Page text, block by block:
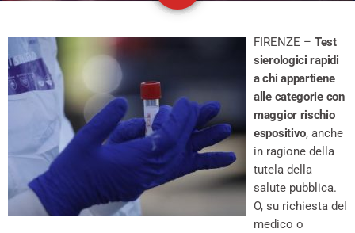
FIRENZE – Test
sierologici rapidi
a chi appartiene
alle categorie con
maggior rischio
espositivo, anche
in ragione della
tutela della
salute pubblica.
O, su richiesta del
medico o